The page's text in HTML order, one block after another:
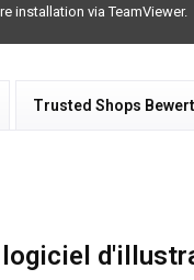
installation via TeamViewer.
Trusted Shops
logiciel